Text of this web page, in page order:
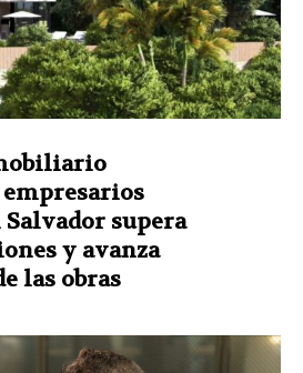
Salvador supera
y avanza
las obras